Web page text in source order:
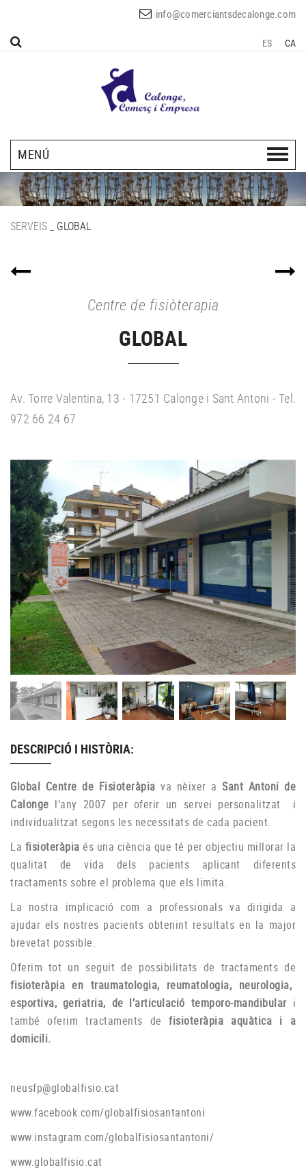
info@comerciantsdecalonge.com
ES CA
MENÚ
SERVEIS GLOBAL
Centre de fisiòterapia
GLOBAL
Av. Torre Valentina, 13 - 17251 Calonge i Sant Antoni - Tel.
972 66 24 67
DESCRIPCIÓ I HISTÒRIA:
Global Centre de Fisioteràpia va nèixer a Sant Antoni de
Calonge l’any 2007 per oferir un servei personalitzat i
individualitzat segons les necessitats de cada pacient.
La fisioteràpia és una ciència que té per objectiu millorar la
qualitat de vida dels pacients aplicant diferents
tractaments sobre el problema que els limita.
La nostra implicació com a professionals va dirigida a
ajudar els nostres pacients obtenint resultats en la major
brevetat possible.
Oferim tot un seguit de possibilitats de tractaments de
fisioteràpia en traumatologia, reumatologia, neurologia,
esportiva, geriatria, de l’articulació temporo-mandibulari
també oferim tractaments de fisioteràpia aquàtica i a
domicili.
neusfp@globalfisio.cat
www.facebook.com/globalfisiosantantoni
www.instagram.com/globalfisiosantantoni/
www.globalfisio.cat